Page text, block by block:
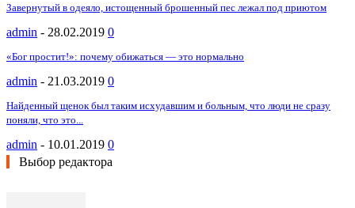
Завернутый в одеяло, истощенный брошенный пес лежал под приютом
admin - 28.02.2019 0
«Бог простит!»: почему обижаться — это нормально
admin - 21.03.2019 0
Найденный щенок был таким исхудавшим и больным, что люди не сразу
поняли, что это...
admin - 10.01.2019 0
Выбор редактора